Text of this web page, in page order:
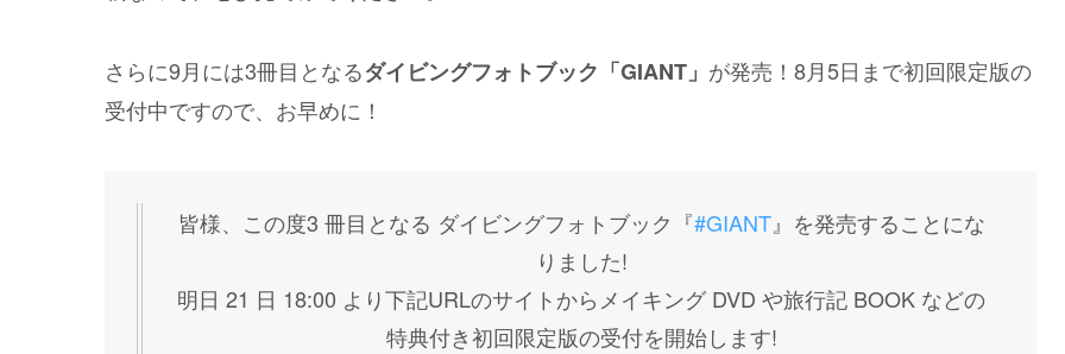
さらに9月には3冊目となるダイビングフォトブック「GIANT」 が発売！8月5日まで初回限定版の
受付中ですので、お早めに！
皆様、この度3 冊目となる ダイビングフォトブック『#GIANT』を発売することにな
りました!
明日 21 日 18:00 より下記URLのサイトからメイキング DVD や旅行記 BOOK などの
特典付き初回限定版の受付を開始します!